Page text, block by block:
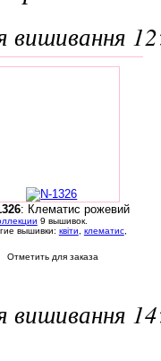
вишивання
: Клематис рожевий
9 вышивок.
вышивки: квіти клематис,
Отметить для заказа
вишивання